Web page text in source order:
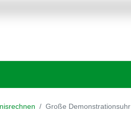
Große Demonstrationsuhr